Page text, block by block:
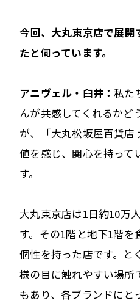
――今回、大丸東京店で展
たと伺っています。
アニヴェル・臼井：私た
んが共感してくれるかど
が、「大丸松坂屋百貨店
値を感じ、関心を持って
す。
大丸東京店は1日約10万
す。その1階と地下1階を
個性を持った店です。と
様の目に触れやすい場所
もあり、各ブランドにと